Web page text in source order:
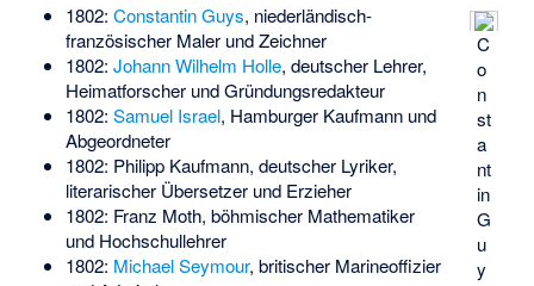
C
o
n
st
a
nt
in
G
u
y
1802: Constantin Guys, niederländisch-
französischer Maler und Zeichner
1802: Johann Wilhelm Holle, deutscher Lehrer,
Heimatforscher und Gründungsredakteur
1802: Samuel Israel, Hamburger Kaufmann und
Abgeordneter
1802: Philipp Kaufmann, deutscher Lyriker,
literarischer Übersetzer und Erzieher
1802: Franz Moth, böhmischer Mathematiker
und Hochschullehrer
1802: Michael Seymour, britischer Marineoffizier